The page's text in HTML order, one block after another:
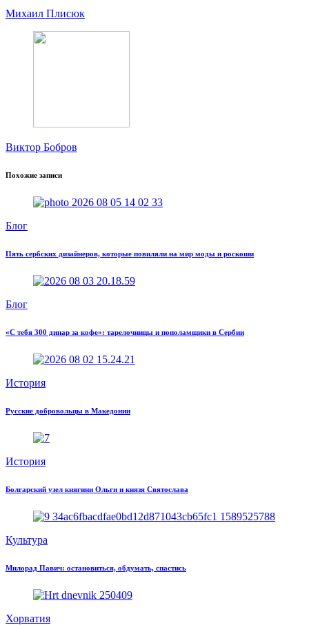
Михаил Плисюк
Виктор Бобров
Похожие записи
Блог
Пять сербских дизайнеров, которые повиляли на мир моды и роскоши
Блог
«С тебя 300 динар за кофе»: тарелочницы и пополамщики в Сербии
История
Русские добровольцы в Македонии
История
Болгарский узел княгини Ольги и князя Святослава
Культура
Милорад Павич: остановиться, обдумать, спастись
Хорватия